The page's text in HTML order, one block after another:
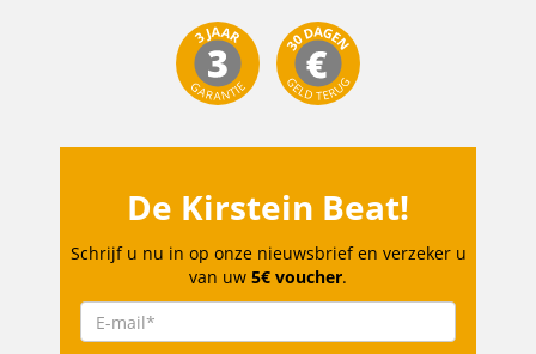
De Kirstein Beat!
Schrijf u nu in op onze nieuwsbrief en verzeker u
van uw 5€ voucher.